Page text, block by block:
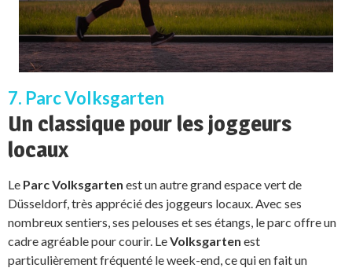
7. Parc Volksgarten
Un classique pour les joggeurs
locaux
Le Parc Volksgarten est un autre grand espace vert de
Düsseldorf, très apprécié des joggeurs locaux. Avec ses
nombreux sentiers, ses pelouses et ses étangs, le parc offre un
cadre agréable pour courir. LeVolksgarten est
particulièrement fréquenté le week-end, ce qui en fait un